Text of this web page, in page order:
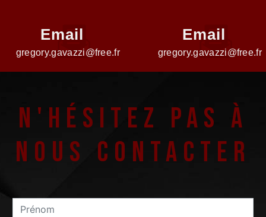
Email
gregory.gavazzi@free.fr
Email
gregory.gavazzi@free.fr
N'hésitez pas à
nous contacter